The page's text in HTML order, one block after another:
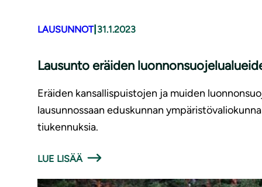
LAUSUNNOT| 31.1.2023
Lausunto eräiden
Eräiden kansallispuistojen ja muiden
lausunnossaan eduskunnan
tiukennuksia.
LUE LISÄÄ